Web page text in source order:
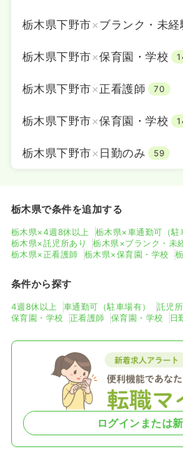
栃木県下野市×ブランク・未経
栃木県下野市×保育園・学校
栃木県下野市×正看護師 70
栃木県下野市×保育園・学校
栃木県下野市× 日勤のみ 59
栃木県で条件を追加する
栃木県×4週8休以上
栃木県×車通勤可（駐
栃木県×託児所あり
栃木県×ブランク・未
栃木県×正看護師
栃木県×保育園・学校
条件から探す
4週8休以上 車通勤可（駐車場有） 託児
保育園・学校
正看護師 保育園・学校 日
ログインまたは